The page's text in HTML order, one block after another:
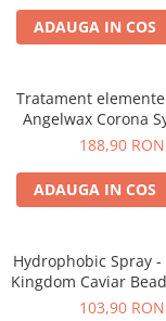
ADAUGA IN COS
Tratament
Angelwax Corona
Spray Wax
188,90 RON
ADAUGA IN COS
Hydrophobic Spray
Kingdom Caviar
103,90 RON